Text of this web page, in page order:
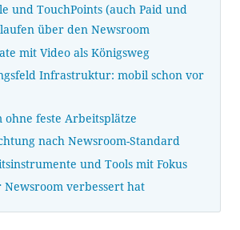
und TouchPoints (auch Paid und
laufen über den Newsroom
mit Video als Königsweg
Infrastruktur: mobil schon vor
ohne feste Arbeitsplätze
nach Newsroom-Standard
und Tools mit Fokus
Newsroom verbessert hat